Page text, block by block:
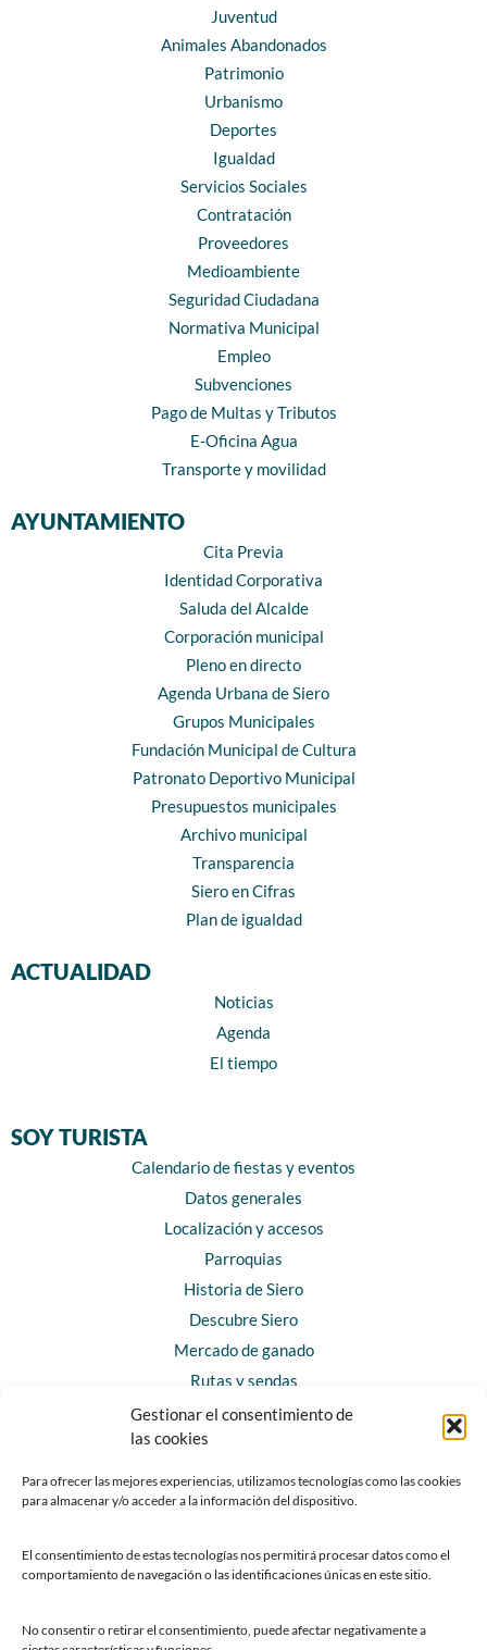
Gestionar el consentimiento de
las cookies
Para ofrecer las mejores experiencias, utilizamos tecnologías como las cookies
para almacenar y/o acceder a la información del dispositivo.
El consentimiento de estas tecnologías nos permitirá procesar datos como el
comportamiento de navegación o las identificaciones únicas en este sitio.
No consentir o retirar el consentimiento, puede afectar negativamente a
Juventud
Animales Abandonados
Patrimonio
Urbanismo
Deportes
Igualdad
Servicios Sociales
Contratación
Proveedores
Medioambiente
Seguridad Ciudadana
Normativa Municipal
Empleo
Subvenciones
Pago de Multas y Tributos
E-Oficina Agua
Transporte y movilidad
AYUNTAMIENTO
Cita Previa
Identidad Corporativa
Saluda del Alcalde
Corporación municipal
Pleno en directo
Agenda Urbana de Siero
Grupos Municipales
Fundación Municipal de Cultura
Patronato Deportivo Municipal
Presupuestos municipales
Archivo municipal
Transparencia
Siero en Cifras
Plan de igualdad
ACTUALIDAD
Noticias
Agenda
El tiempo
SOY TURISTA
Calendario de fiestas y eventos
Datos generales
Localización y accesos
Parroquias
Historia de Siero
Descubre Siero
Mercado de ganado
Rutas y sendas
Horarios y contacto
Teléfonos de interés
Chatbot Siero
SEDES ELECTRÓNICAS